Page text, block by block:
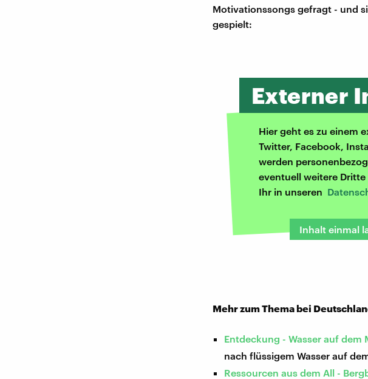
Motivationssongs gefragt - und
gespielt:
Externer
Hier geht es zu einem
Twitter, Facebook,
werden
eventuell weitere
Ihr in unseren
Inhalt einmal
Mehr zum Thema bei
Entdeckung - Wasser auf dem
nach flüssigem Wasser auf
Ressourcen aus dem All -